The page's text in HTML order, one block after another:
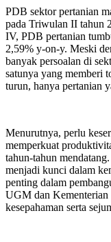
PDB sektor pertanian
pada Triwulan II tahun
IV, PDB pertanian
2,59% y-on-y. Meski
banyak persoalan di
satunya yang memberi
turun, hanya pertanian
Menurutnya, perlu
memperkuat
tahun-tahun
menjadi kunci dalam
penting dalam
UGM dan Kementerian
kesepahaman serta